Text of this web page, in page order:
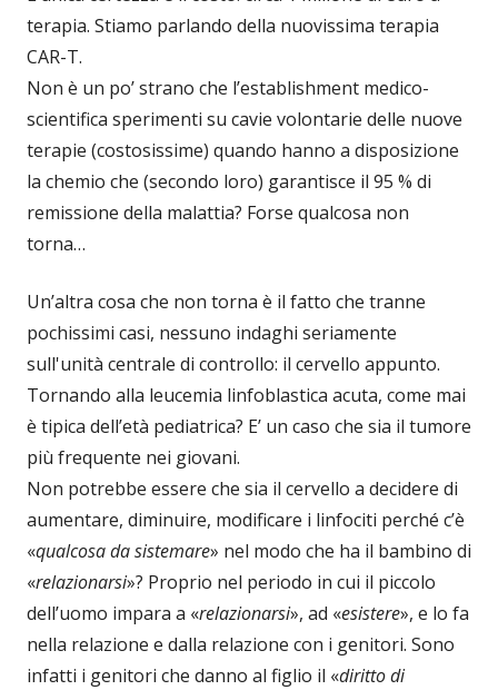
terapia. Stiamo parlando della nuovissima terapia
CAR-T.
Non è un po’ strano che l’establishment medico-
scientifica sperimenti su cavie volontarie delle nuove
terapie (costosissime) quando hanno a disposizione
la chemio che (secondo loro) garantisce il 95 % di
remissione della malattia? Forse qualcosa non
torna…
Un’altra cosa che non torna è il fatto che tranne
pochissimi casi, nessuno indaghi seriamente
sull'unità centrale di controllo: il cervello appunto.
Tornando alla leucemia linfoblastica acuta, come mai
è tipica dell’età pediatrica? E’ un caso che sia il tumore
più frequente nei giovani.
Non potrebbe essere che sia il cervello a decidere di
aumentare, diminuire, modificare i linfociti perché c’è
«qualcosa da sistemare» nel modo che ha il bambino di
«relazionarsi»? Proprio nel periodo in cui il piccolo
dell’uomo impara a «relazionarsi», ad «esistere», e lo fa
nella relazione e dalla relazione con i genitori. Sono
infatti i genitori che danno al figlio il «diritto di